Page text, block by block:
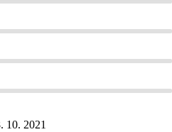
10. 2021